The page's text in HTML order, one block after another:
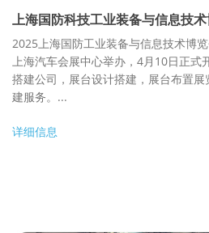
上海国防科技工业装备与信息技术
2025上海国防工业装备与信息技术博
上海汽车会展中心举办，4月10日正式
搭建公司，展台设计搭建，展台布置
建服务。...
详细信息